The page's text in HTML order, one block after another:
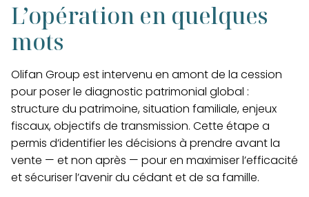
L’opération en quelques
mots
Olifan Group est intervenu en amont de la cession
pour poser le diagnostic patrimonial global :
structure du patrimoine, situation familiale, enjeux
fiscaux, objectifs de transmission. Cette étape a
permis d’identifier les décisions à prendre avant la
vente — et non après — pour en maximiser l’efficacité
et sécuriser l’avenir du cédant et de sa famille.